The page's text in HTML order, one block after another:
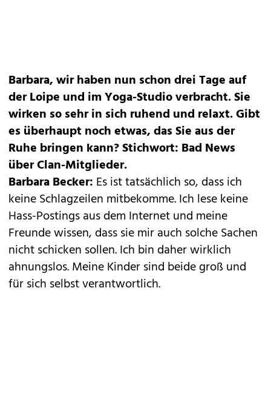
Barbara, wir haben nun schon drei Tage auf
der Loipe und im Yoga-Studio verbracht. Sie
wirken so sehr in sich ruhend und relaxt. Gibt
es überhaupt noch etwas, das Sie aus der
Ruhe bringen kann? Stichwort: Bad News
über Clan-Mitglieder.
Barbara Becker: Es ist tatsächlich so, dass ich
keine Schlagzeilen mitbekomme. Ich lese keine
Hass-Postings aus dem Internet und meine
Freunde wissen, dass sie mir auch solche Sachen
nicht schicken sollen. Ich bin daher wirklich
ahnungslos. Meine Kinder sind beide groß und
für sich selbst verantwortlich.